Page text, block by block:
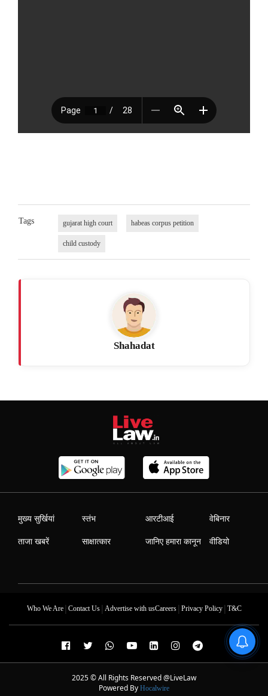
Tags gujarat high court habeas corpus petition
child custody
Shahadat
मुख्य सुर्खियां
ताजा खबरें
स्तंभ
साक्षात्कार
आरटीआई
जानिए हमारा कानून
वेबिनार
वीडियो
Who We Are| Contact Us| Advertise with usCareers| Privacy Policy| T&C
2025 © All Rights Reserved @LiveLaw
Powered By Hocalwire